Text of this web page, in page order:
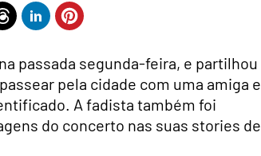
passada segunda-feira, e partilhou
pela cidade com uma amiga e
A fadista também foi
do concerto nas suas stories de